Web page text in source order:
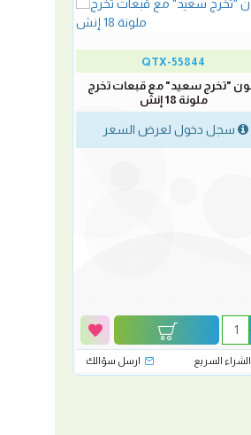
QTX-55844
"تخرج سعيد" مع قبعات تخرج
ملونة 18 إنش
سجل دخول لعرض السعر
الشراء السريع ارسل سؤالك